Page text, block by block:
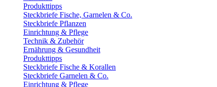
Produkttipps
Steckbriefe Fische, Garnelen & Co.
Steckbriefe Pflanzen
Einrichtung & Pflege
Technik & Zubehör
Ernährung & Gesundheit
Produkttipps
Steckbriefe Fische & Korallen
Steckbriefe Garnelen & Co.
Einrichtung & Pflege